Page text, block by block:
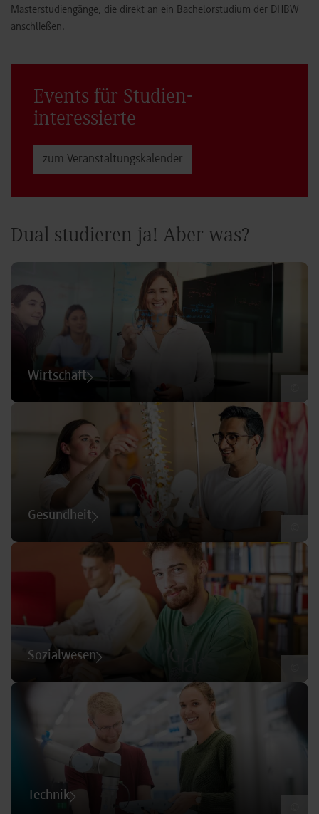
Masterstudiengänge, die direkt an ein Bachelorstudium der DHBW
anschließen.
Events für Studien­
interessierte
zum Veranstaltungs­kalender
Dual studieren ja! Aber was?
Wirtschaft
Gesundheit
Sozialwesen
Technik